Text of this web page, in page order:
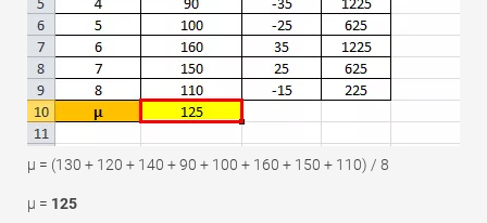
μ = (130 + 120 + 140 + 90 + 100 + 160 + 150 + 110) / 8
μ = 125